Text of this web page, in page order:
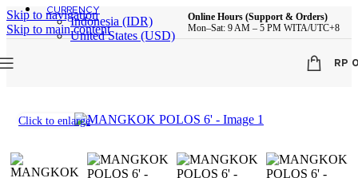
Skip to navigation
Skip to main content
CURRENCY
Indonesia (IDR)
United States (USD)
Online Hours (Support & Orders)
Mon–Sat: 9 AM – 5 PM WITA/UTC+8
RP
Click to enlarge